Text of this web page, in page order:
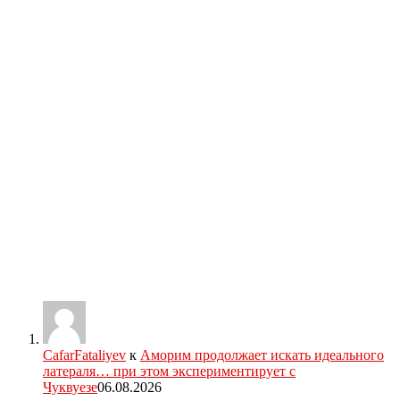
CafarFataliyev к Аморим продолжает искать идеального
латераля… при этом экспериментирует с
Чуквуезе06.08.2026